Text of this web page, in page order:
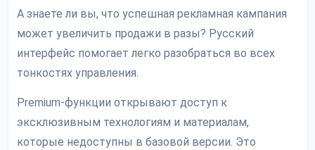
А знаете ли вы, что успешная рекламная кампания
может увеличить продажи в разы? Русский
интерфейс помогает легко разобраться во всех
тонкостях управления.
Premium-функции открывают доступ к
эксклюзивным технологиям и материалам,
которые недоступны в базовой версии. Это